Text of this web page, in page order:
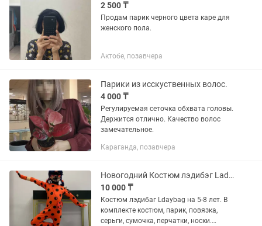
2 500 ₸
Продам парик черного цвета каре для
женского пола.
Актобе, позавчера
Парики из исскуственных волос.
4 000 ₸
Регулируемая сеточка обхвата головы.
Держится отлично. Качество волос
замечательное.
Караганда, позавчера
Новогодний Костюм лэдибэг Ladybag
10 000 ₸
Костюм лэдибаг Ldaybag на 5-8 лет. В
комплекте костюм, парик, повязка,
серьги, сумочка, перчатки, носки.